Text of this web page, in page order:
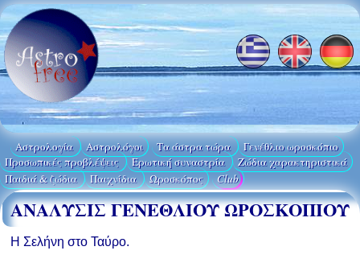
Αστρολογία Aστρολόγοι Τα άστρα τώρα
Γενέθλιο ωροσκόπιο
Προσωπικές προβλέψεις
Ερωτική συναστρία
Ζώδια χαρακτηριστικά
Παιδιά & ζώδια
Παιχνίδια Ωροσκόπος Club
ΑΝΑΛΥΣΙΣ ΓΕΝΕΘΛΙΟΥ ΩΡΟΣΚΟΠΙΟΥ
Η Σελήνη στο Ταύρο.